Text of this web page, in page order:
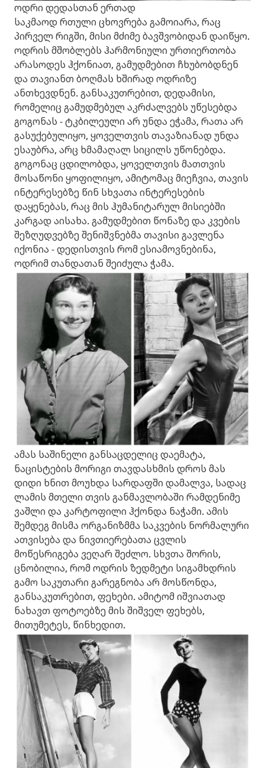
ოდრი დედასთან ერთად
საკმაოდ რთული ცხოვრება გამოიარა, რაც
პირველ რიგში, მისი მძიმე ბავშვობიდან დაიწყო.
ოდრის მშობლებს ჰარმონიული ურთიერთობა
არასოდეს ჰქონიათ, გამუდმებით ჩხუბობდნენ
და თავიანთ ბოღმას ხშირად ოდრიზე
ანთხევდნენ. განსაკუთრებით, დედამისი,
რომელიც გამუდმებულ აკრძალვებს უწესებდა
გოგონას - ტკბილეული არ უნდა ეჭამა, რათა არ
გასუქებულიყო, ყოველთვის თავაზიანად უნდა
ესაუბრა, არც ხმამაღალ სიცილს უწონებდა.
გოგონაც ცდილობდა, ყოველთვის მათთვის
მოსაწონი ყოფილიყო, ამიტომაც მიეჩვია, თავის
ინტერესებზე წინ სხვათა ინტერესების
დაყენებას, რაც მის ჰუმანიტარულ მისიებში
კარგად აისახა. გამუდმებით წონაზე და კვების
შეზღუდვებზე შენიშვნებმა თავისი გავლენა
იქონია - დედისთვის რომ ესიამოვნებინა,
ოდრიმ თანდათან შეიძულა ჭამა.
ამას საშინელი განსაცდელიც დაემატა,
ნაცისტების მორიგი თავდასხმის დროს მას
დიდი ხნით მოუხდა სარდაფში დამალვა, სადაც
ლამის მთელი თვის განმავლობაში რამდენიმე
ვაშლი და კარტოფილი ჰქონდა ნაჭამი. ამის
შემდეგ მისმა ორგანიზმმა საკვების ნორმალური
ათვისება და ნივთიერებათა ცვლის
მოწესრიგება ვეღარ შეძლო. სხვთა შორის,
ცნობილია, რომ ოდრის ზედმეტი სიგამხდრის
გამო საკუთარი გარეგნობა არ მოსწონდა,
განსაკუთრებით, ფეხები. ამიტომ იშვიათად
ნახავთ ფოტოებზე მის შიშველ ფეხებს,
მითუმეტეს, წინხედით.